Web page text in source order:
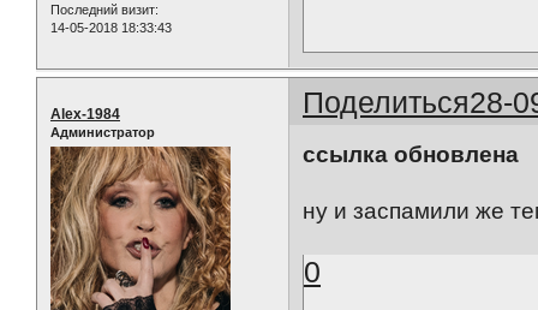
Последний визит:
14-05-2018 18:33:43
Поделиться28-
Alex-1984
Администратор
ссылка обновлена
ну и заспамили же
0